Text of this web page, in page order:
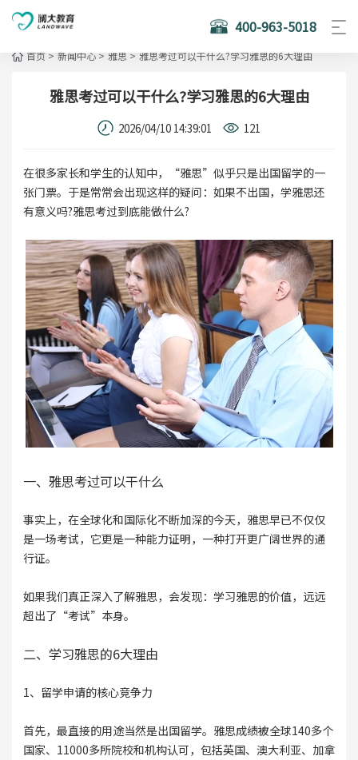
400-963-5018
首页 > 新闻中心 > 雅思 > 雅思考过可以干什么?学习雅思的6大理由
雅思考过可以干什么?学习雅思的6大理由
2026/04/10 14:39:01 121
在很多家长和学生的认知中，“雅思”似乎只是出国留学的一
张门票。于是常常会出现这样的疑问：如果不出国，学雅思还
有意义吗?雅思考过到底能做什么?
一、雅思考过可以干什么
事实上，在全球化和国际化不断加深的今天，雅思早已不仅仅
是一场考试，它更是一种能力证明，一种打开更广阔世界的通
行证。
如果我们真正深入了解雅思，会发现：学习雅思的价值，远远
超出了“考试”本身。
二、学习雅思的6大理由
1、留学申请的核心竞争力
首先，最直接的用途当然是出国留学。雅思成绩被全球140多个
国家、11000多所院校和机构认可，包括英国、澳大利亚、加拿